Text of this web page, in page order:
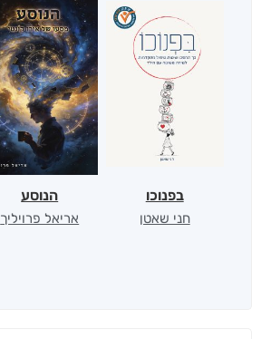
בפנוכו
חני שאטן
הנוסע
אריאל פרויליך